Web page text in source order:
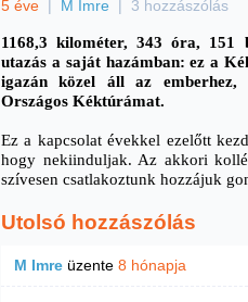
5 éve | M Imre | 3 hozzászólás
1168,3 kilométer, 343 óra, 151
utazás a saját hazámban: ez a
igazán közel áll az emberhez,
Országos Kéktúrámat.
Ez a kapcsolat évekkel ezelőtt
hogy nekiinduljak. Az akkori
szívesen csatlakoztunk hozzájuk
Utolsó hozzászólás
M Imre üzente 8 hónapja